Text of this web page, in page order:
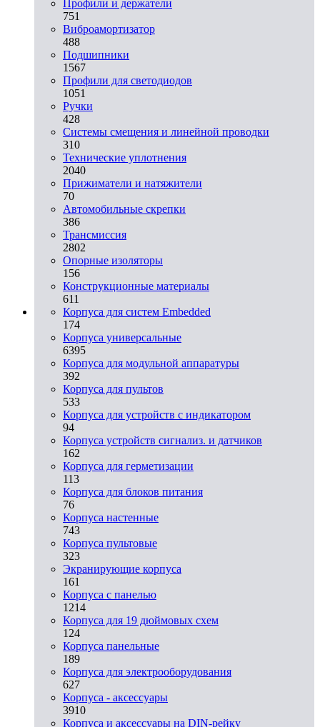
Профили и держатели
751
Виброамортизатор
488
Подшипники
1567
Профили для светодиодов
1051
Ручки
428
Системы смещения и линейной проводки
310
Технические уплотнения
2040
Прижиматели и натяжители
70
Автомобильные скрепки
386
Трансмиссия
2802
Опорные изоляторы
156
Конструкционные материалы
611
Корпуса для систем Embedded
174
Корпуса универсальные
6395
Корпуса для модульной аппаратуры
392
Корпуса для пультов
533
Корпуса для устройств с индикатором
94
Корпуса устройств сигнализ. и датчиков
162
Корпуса для герметизации
113
Корпуса для блоков питания
76
Корпуса настенные
743
Корпуса пультовые
323
Экранирующие корпуса
161
Корпуса с панелью
1214
Корпуса для 19 дюймовых схем
124
Корпуса панельные
189
Корпуса для электрооборудования
627
Корпуса - аксессуары
3910
Корпуса и аксессуары на DIN-рейку